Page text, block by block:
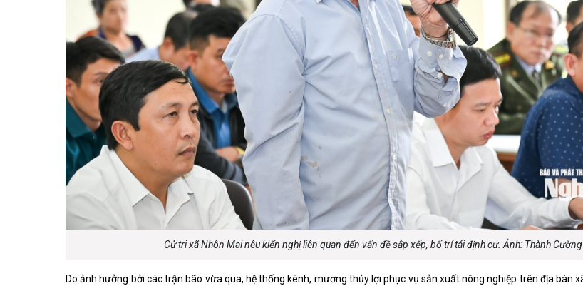
Cử tri xã Nhôn Mai nêu kiến nghị liên quan đến vấn đề sắp xếp, bố trí tái định cư. Ảnh: Thành Cường
Do ảnh hưởng bởi các trận bão vừa qua, hệ thống kênh, mương thủy lợi phục vụ sản xuất nông nghiệp trên địa bàn